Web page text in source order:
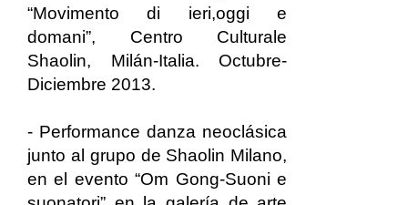
“Movimento di ieri,oggi e
domani”, Centro Culturale
Shaolin, Milán-Italia. Octubre-
Diciembre 2013.
- Performance danza neoclásica
junto al grupo de Shaolin Milano,
en el evento “Om Gong-Suoni e